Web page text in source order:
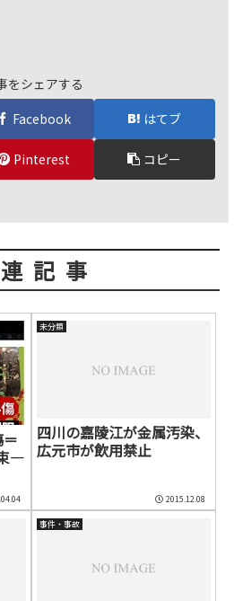
をシェアする
Facebook はてブ
Pinterest コピー
記事
―
未分類
四川の嘉陵江が金属汚染、
広元市が飲用禁止
2015.12.08
事件・事故